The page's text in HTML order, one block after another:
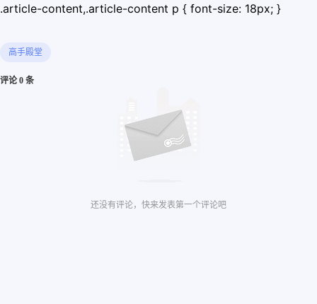
.article-content,.article-content p { font-size: 18px; }
高手殿堂
评论 0 条
还没有评论，快来发表第一个评论吧